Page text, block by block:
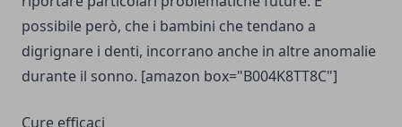
possibile però, che i bambini che tendano a
digrignare i denti, incorrano anche in altre anomalie
durante il sonno. [amazon box="B004K8TT8C"]
Cure efficaci